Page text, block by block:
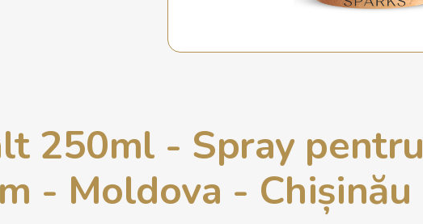
250ml - Spray pentru
- Moldova - Chișinău